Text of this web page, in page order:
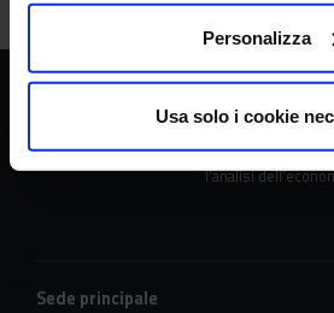
Personalizza
Usa solo i cookie
CREA
Consiglio per la
l’analisi
Sede principale